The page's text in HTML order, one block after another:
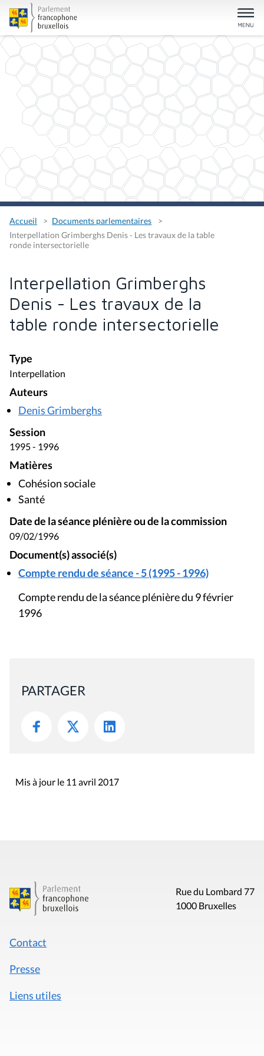
Accueil
Documents parlementaires
Interpellation Grimberghs Denis - Les travaux de la table
ronde intersectorielle
Interpellation Grimberghs
Denis - Les travaux de la
table ronde intersectorielle
Type
Interpellation
Auteurs
Denis Grimberghs
Session
1995 - 1996
Matières
Cohésion sociale
Santé
Date de la séance plénière ou de la commission
09/02/1996
Document(s) associé(s)
Compte rendu de séance - 5 (1995 - 1996)
Compte rendu de la séance plénière du 9 février
1996
PARTAGER
Mis à jour le 11 avril 2017
Rue du Lombard 77
1000 Bruxelles
Contact
Presse
Liens utiles